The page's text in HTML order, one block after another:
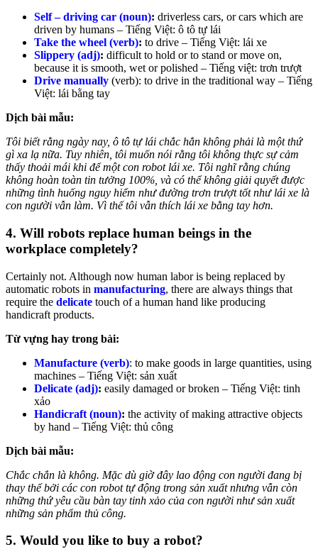
Self – driving car (noun): driverless cars, or cars which are
driven by humans – Tiếng Việt: ô tô tự lái
Take the wheel (verb): to drive – Tiếng Việt: lái xe
Slippery (adj): difficult to hold or to stand or move on,
because it is smooth, wet orpolished – Tiếng việt: trơn trượt
Drive manually (verb): to drive in the traditional way – Tiếng
Việt: lái bằng tay
Dịch bài mẫu:
Tôi biết rằng ngày nay, ô tô tự lái chắc hẳn không phải là một thứ
gì xa lạ nữa. Tuy nhiên, tôi muốn nói rằng tôi không thực sự cảm
thấy thoải mái khi để một con robot lái xe. Tôi nghĩ rằng chúng
không hoàn toàn tin tưởng 100%, và có thể không giải quyết được
những tình huống nguy hiểm như đường trơn trượt tốt như lái xe là
con người vẫn làm. Vì thế tôi vẫn thích lái xe bằng tay hơn.
4. Will robots replace human beings in the
workplace completely?
Certainly not. Although now human labor is being replaced by
automatic robots in manufacturing, there are always things that
require the delicate touch of a human hand like producing
handicraft products.
Từ vựng hay trong bài:
Manufacture (verb): to make goods in large quantities, using
machines – Tiếng Việt: sản xuất
Delicate (adj): easily damaged or broken – Tiếng Việt: tinh
xảo
Handicraft (noun): the activity of making attractive objects
by hand – Tiếng Việt: thủ công
Dịch bài mẫu:
Chắc chắn là không. Mặc dù giờ đây lao động con người đang bị
thay thế bởi các con robot tự động trong sản xuất nhưng vẫn còn
những thứ yêu cầu bàn tay tinh xảo của con người như sản xuất
những sản phẩm thủ công.
5. Would you like to buy a robot?